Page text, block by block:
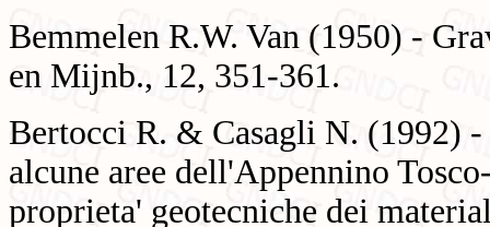
Bemmelen R.W. Van (1950) -
en Mijnb., 12, 351-361.
Bertocci R. & Casagli N. (1992)
alcune aree dell'Appennino
proprieta' geotecniche dei